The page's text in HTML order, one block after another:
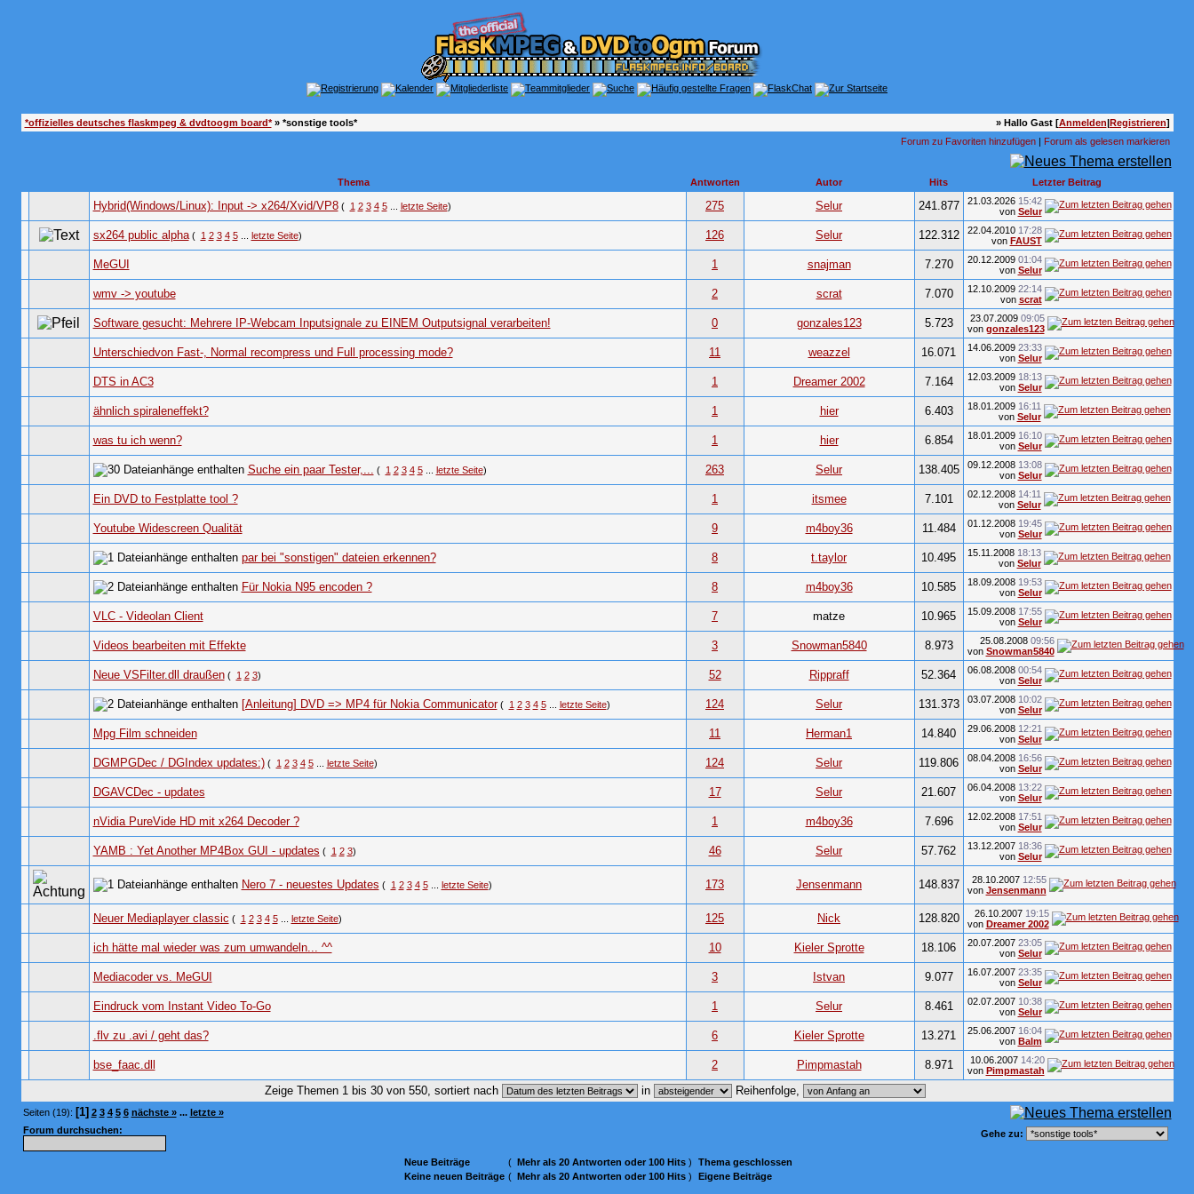
*offizielles deutsches flaskmpeg & dvdtoogm board*» *sonstige tools* » Hallo Gast [Anmelden|Registrieren]
Forum zu Favoriten hinzufügen| Forum als gelesen markieren
Thema Antworten Autor Hits Letzter Beitrag
Hybrid(Windows/Linux): Input -> x264/Xvid/VP8( 1 2 3 4 5... letzte Seite) 275 Selur 241.877 21.03.2026 15:42
von Selur
sx264 public alpha( 1 2 3 4 5... letzte Seite) 126 Selur 122.312 22.04.2010 17:28
von FAUST
MeGUI 1 snajman 7.270 20.12.2009 01:04
von Selur
wmv -> youtube 2 scrat 7.070 12.10.2009 22:14
von scrat
Software gesucht: Mehrere IP-Webcam Inputsignale zu EINEM Outputsignal verarbeiten! 0 gonzales123 5.723 23.07.2009 09:05
von gonzales123
Unterschiedvon Fast-, Normal recompress und Full processing mode? 11 weazzel 16.071 14.06.2009 23:33
von Selur
DTS in AC3 1 Dreamer 2002 7.164 12.03.2009 18:13
von Selur
ähnlich spiraleneffekt? 1 hier 6.403 18.01.2009 16:11
von Selur
was tu ich wenn? 1 hier 6.854 18.01.2009 16:10
von Selur
Suche ein paar Tester,... ( 1 2 3 4 5... letzte Seite) 263 Selur 138.405 09.12.2008 13:08
von Selur
Ein DVD to Festplatte tool ? 1 itsmee 7.101 02.12.2008 14:11
von Selur
Youtube Widescreen Qualität 9 m4boy36 11.484 01.12.2008 19:45
von Selur
par bei "sonstigen" dateien erkennen? 8 t.taylor 10.495 15.11.2008 18:13
von Selur
Für Nokia N95 encoden ? 8 m4boy36 10.585 18.09.2008 19:53
von Selur
VLC - Videolan Client 7 matze 10.965 15.09.2008 17:55
von Selur
Videos bearbeiten mit Effekte 3 Snowman5840 8.973 25.08.2008 09:56
von Snowman5840
Neue VSFilter.dll draußen( 1 2 3) 52 Rippraff 52.364 06.08.2008 00:54
von Selur
[Anleitung] DVD => MP4 für Nokia Communicator( 1 2 3 4 5... letzte Seite) 124 Selur 131.373 03.07.2008 10:02
von Selur
Mpg Film schneiden 11 Herman1 14.840 29.06.2008 12:21
von Selur
DGMPGDec / DGIndex updates:)( 1 2 3 4 5... letzte Seite) 124 Selur 119.806 08.04.2008 16:56
von Selur
DGAVCDec - updates 17 Selur 21.607 06.04.2008 13:22
von Selur
nVidia PureVide HD mit x264 Decoder ? 1 m4boy36 7.696 12.02.2008 17:51
von Selur
YAMB : Yet Another MP4Box GUI - updates ( 1 2 3) 46 Selur 57.762 13.12.2007 18:36
von Selur
Nero 7 - neuestes Updates ( 1 2 3 4 5... letzte Seite) 173 Jensenmann 148.837 28.10.2007 12:55
von Jensenmann
Neuer Mediaplayer classic ( 1 2 3 4 5... letzte Seite) 125 Nick 128.820 26.10.2007 19:15
von Dreamer 2002
ich hätte mal wieder was zum umwandeln... ^^ 10 Kieler Sprotte 18.106 20.07.2007 23:05
von Selur
Mediacoder vs. MeGUI 3 Istvan 9.077 16.07.2007 23:35
von Selur
Eindruck vom Instant Video To-Go 1 Selur 8.461 02.07.2007 10:38
von Selur
.flv zu .avi / geht das? 6 Kieler Sprotte 13.271 25.06.2007 16:04
von Balm
bse_faac.dll 2 Pimpmastah 8.971 10.06.2007 14:20
von Pimpmastah
Zeige Themen 1 bis 30 von 550, sortiert nach in Reihenfolge,
Seiten (19): [1] 2 3 4 5 6 nächste » ... letzte »
Forum durchsuchen:
Gehe zu:
Neue Beiträge ( Mehr als 20 Antworten oder 100 Hits )
Thema geschlossen
Keine neuen Beiträge ( Mehr als 20 Antworten oder 100 Hits ) Eigene Beiträge